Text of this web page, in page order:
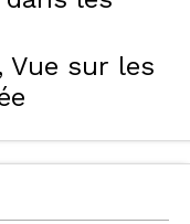
Vue sur les